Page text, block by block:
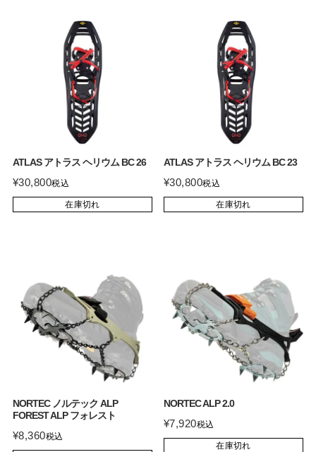
ATLAS アトラス ヘリウム BC 26
¥30,800税込
在庫切れ
ATLAS アトラス ヘリウム BC 23
¥30,800税込
在庫切れ
NORTEC ノルテック ALP
FOREST ALP フォレスト
¥8,360税込
NORTEC ALP 2.0
¥7,920税込
在庫切れ